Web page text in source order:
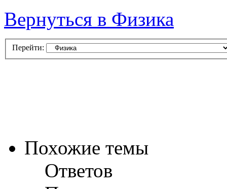
Вернуться в Физика
Перейти:
Похожие темы
Ответов